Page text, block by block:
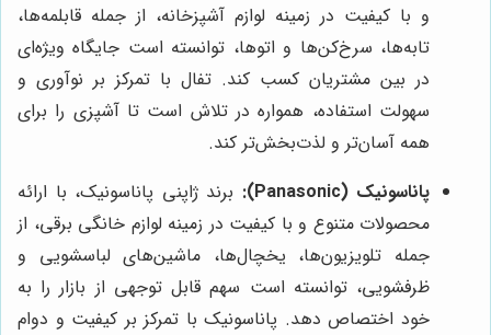
و با کیفیت در زمینه لوازم آشپزخانه، از جمله قابلمه‌ها،
تابه‌ها، سرخ‌کن‌ها و اتوها، توانسته است جایگاه ویژه‌ای
در بین مشتریان کسب کند. تفال با تمرکز بر نوآوری و
سهولت استفاده، همواره در تلاش است تا آشپزی را برای
همه آسان‌تر و لذت‌بخش‌تر کند.
پاناسونیک (Panasonic):
برند ژاپنی پاناسونیک، با ارائه
محصولات متنوع و با کیفیت در زمینه لوازم خانگی برقی، از
جمله تلویزیون‌ها، یخچال‌ها، ماشین‌های لباسشویی و
ظرفشویی، توانسته است سهم قابل توجهی از بازار را به
خود اختصاص دهد. پاناسونیک با تمرکز بر کیفیت و دوام